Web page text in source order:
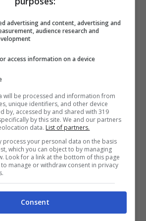
non solo difendersi, ma
Google era stata ben
così pesantemente
avvicinata ancor di più a sé.
un gioco molto delicato e in
ancora uno scontro
Google vs Apple.
si sta mettendo nelle
preparare o meglio per
pronta.
advertising and content, advertising and
audience research and
access information on a device
will be processed and information from
unique identifiers, and other device
by, accessed by and shared with 319
by this site. We and our partners
data. List of partners.
process your personal data on the basis
which you can object to by managing
Look for a link at the bottom of this page
manage or withdraw consent in privacy
Consent